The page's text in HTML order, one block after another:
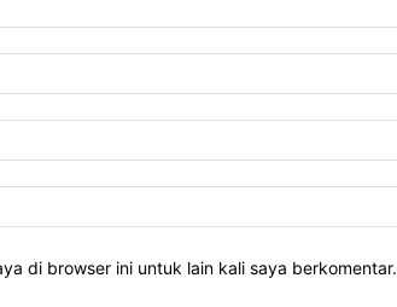
di browser ini untuk lain kali saya berkomentar.